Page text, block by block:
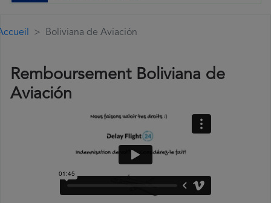
Boliviana de Aviación
Remboursement Boliviana de
Aviación